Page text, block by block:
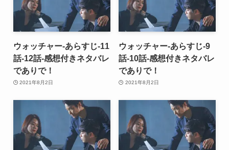
ウォッチャー-あらすじ-11
話-12話-感想付きネタバレ
でありで！
2021年8月2日
ウォッチャー-あらすじ-9
話-10話-感想付きネタバレ
でありで！
2021年8月2日